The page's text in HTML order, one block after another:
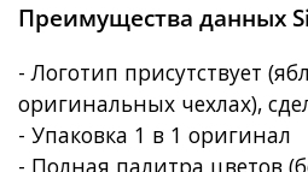
Преимущества данных
- Логотип присутствует
оригинальных чехлах),
- Упаковка 1 в 1 оригинал
- Полная палитра цветов